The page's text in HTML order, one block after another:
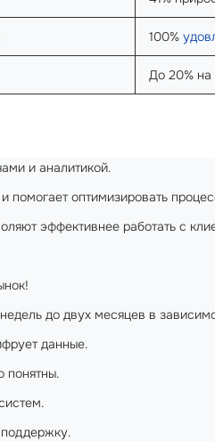
100%
До 20% на
и аналитикой.
и помогает оптимизировать
эффективнее работать с
до двух месяцев в
данные.
понятны.